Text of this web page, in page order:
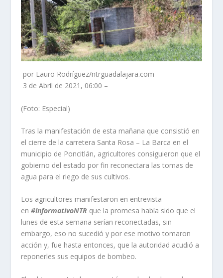
por Lauro Rodríguez/ntrguadalajara.com
3 de Abril de 2021, 06:00 –
(Foto: Especial)
Tras la manifestación de esta mañana que consistió en
el cierre de la carretera Santa Rosa – La Barca en el
municipio de Poncitlán, agricultores consiguieron que el
gobierno del estado por fin reconectara las tomas de
agua para el riego de sus cultivos.
Los agricultores manifestaron en entrevista
en#InformativoNTR que la promesa había sido que el
lunes de esta semana serían reconectadas, sin
embargo, eso no sucedió y por ese motivo tomaron
acción y, fue hasta entonces, que la autoridad acudió a
reponerles sus equipos de bombeo.